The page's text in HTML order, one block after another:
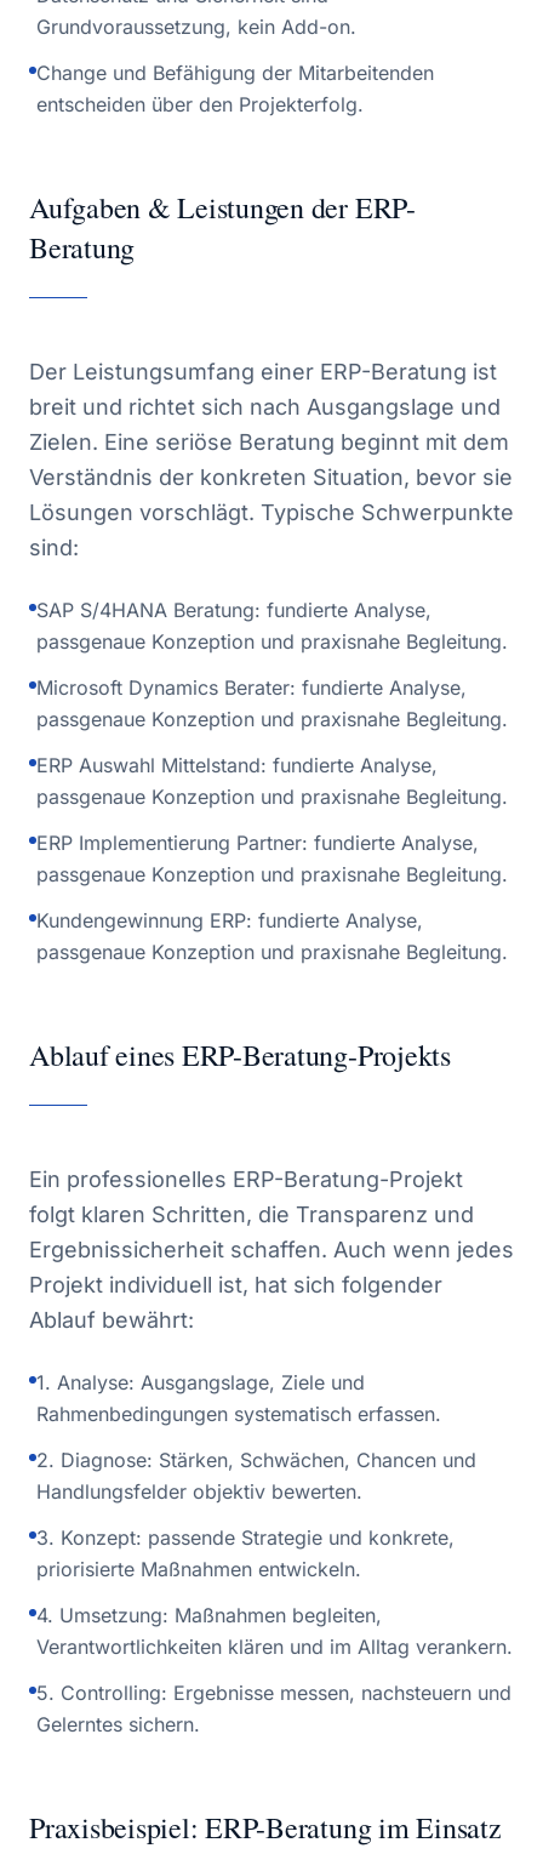
Grundvoraussetzung, kein Add-on.
Change und Befähigung der Mitarbeitenden
entscheiden über den Projekterfolg.
Aufgaben & Leistungen der ERP-
Beratung
Der Leistungsumfang einer ERP-Beratung ist
breit und richtet sich nach Ausgangslage und
Zielen. Eine seriöse Beratung beginnt mit dem
Verständnis der konkreten Situation, bevor sie
Lösungen vorschlägt. Typische Schwerpunkte
sind:
SAP S/4HANA Beratung: fundierte Analyse,
passgenaue Konzeption und praxisnahe Begleitung.
Microsoft Dynamics Berater: fundierte Analyse,
passgenaue Konzeption und praxisnahe Begleitung.
ERP Auswahl Mittelstand: fundierte Analyse,
passgenaue Konzeption und praxisnahe Begleitung.
ERP Implementierung Partner: fundierte Analyse,
passgenaue Konzeption und praxisnahe Begleitung.
Kundengewinnung ERP: fundierte Analyse,
passgenaue Konzeption und praxisnahe Begleitung.
Ablauf eines ERP-Beratung-Projekts
Ein professionelles ERP-Beratung-Projekt
folgt klaren Schritten, die Transparenz und
Ergebnissicherheit schaffen. Auch wenn jedes
Projekt individuell ist, hat sich folgender
Ablauf bewährt:
1. Analyse: Ausgangslage, Ziele und
Rahmenbedingungen systematisch erfassen.
2. Diagnose: Stärken, Schwächen, Chancen und
Handlungsfelder objektiv bewerten.
3. Konzept: passende Strategie und konkrete,
priorisierte Maßnahmen entwickeln.
4. Umsetzung: Maßnahmen begleiten,
Verantwortlichkeiten klären und im Alltag verankern.
5. Controlling: Ergebnisse messen, nachsteuern und
Gelerntes sichern.
Praxisbeispiel: ERP-Beratung im Einsatz